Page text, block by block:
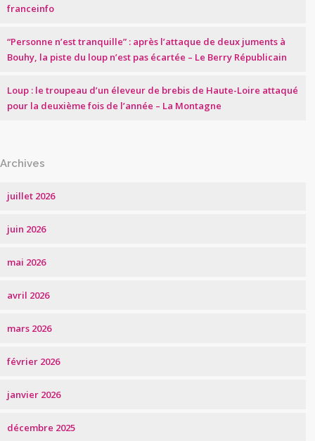
franceinfo
“Personne n’est tranquille” : après l’attaque de deux juments à
Bouhy, la piste du loup n’est pas écartée – Le Berry Républicain
Loup : le troupeau d’un éleveur de brebis de Haute-Loire attaqué
pour la deuxième fois de l’année – La Montagne
Archives
juillet 2026
juin 2026
mai 2026
avril 2026
mars 2026
février 2026
janvier 2026
décembre 2025